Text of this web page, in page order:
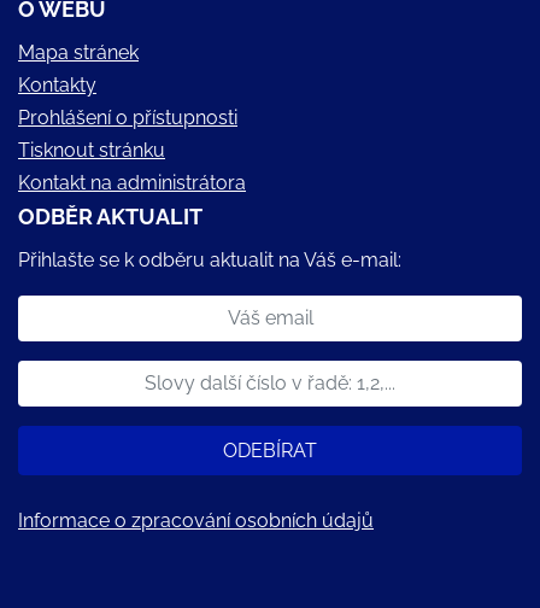
O WEBU
Mapa stránek
Kontakty
Prohlášení o přístupnosti
Tisknout stránku
Kontakt na administrátora
ODBĚR AKTUALIT
Přihlašte se k odběru aktualit na Váš e-mail:
ODEBÍRAT
Informace o zpracování osobních údajů